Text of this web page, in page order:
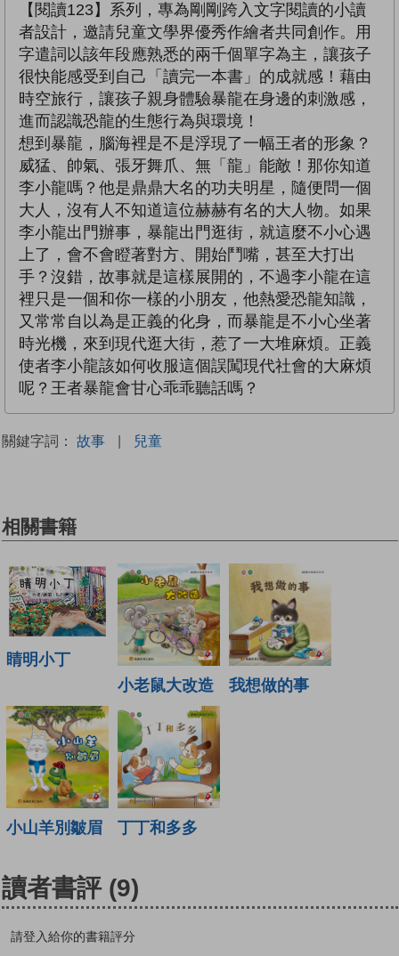
【閱讀123】系列，專為剛剛跨入文字閱讀的小讀
者設計，邀請兒童文學界優秀作繪者共同創作。用
字遣詞以該年段應熟悉的兩千個單字為主，讓孩子
很快能感受到自己「讀完一本書」的成就感！藉由
時空旅行，讓孩子親身體驗暴龍在身邊的刺激感，
進而認識恐龍的生態行為與環境！
想到暴龍，腦海裡是不是浮現了一幅王者的形象？
威猛、帥氣、張牙舞爪、無「龍」能敵！那你知道
李小龍嗎？他是鼎鼎大名的功夫明星，隨便問一個
大人，沒有人不知道這位赫赫有名的大人物。如果
李小龍出門辦事，暴龍出門逛街，就這麼不小心遇
上了，會不會瞪著對方、開始鬥嘴，甚至大打出
手？沒錯，故事就是這樣展開的，不過李小龍在這
裡只是一個和你一樣的小朋友，他熱愛恐龍知識，
又常常自以為是正義的化身，而暴龍是不小心坐著
時光機，來到現代逛大街，惹了一大堆麻煩。正義
使者李小龍該如何收服這個誤闖現代社會的大麻煩
呢？王者暴龍會甘心乖乖聽話嗎？
關鍵字詞： 故事 | 兒童
相關書籍
睛明小丁
小老鼠大改造
我想做的事
小山羊別皺眉 丁丁和多多
讀者書評 (9)
請登入給你的書籍評分